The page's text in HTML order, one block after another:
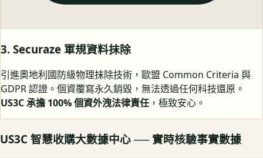
3. Securaze 軍規資料抹除
引進奧地利國防級物理抹除技術，歐盟 Common Criteria 與
GDPR 認證。個資覆寫永久銷毀，無法透過任何科技還原。
US3C 承擔 100% 個資外洩法律責任 ，極致安心。
US3C 智慧收購大數據中心 ── 實時核驗事實數據